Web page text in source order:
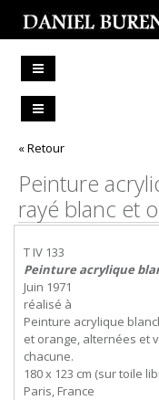
« Retour
Peinture
rayé blanc et
T IV 133
Peinture acrylique
Juin 1971
réalisé à
Peinture acrylique
et orange, alternées et
chacune.
180 x 123 cm (sur toile
Paris, France